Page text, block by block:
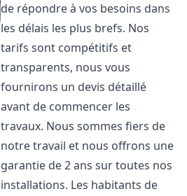
de répondre à vos besoins dans
les délais les plus brefs. Nos
tarifs sont compétitifs et
transparents, nous vous
fournirons un devis détaillé
avant de commencer les
travaux. Nous sommes fiers de
notre travail et nous offrons une
garantie de 2 ans sur toutes nos
installations. Les habitants de